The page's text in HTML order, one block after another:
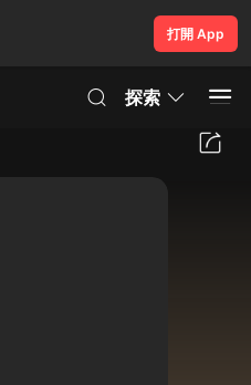
打開 App
探索